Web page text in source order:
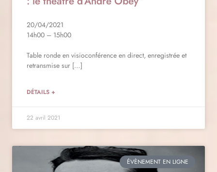
20/04/2021
14h00 – 15h00
Table ronde en visioconférence en direct, enregistrée et
retransmise sur […]
DÉTAILS +
22 avril 2021
ÉVÈNEMENT EN LIGNE